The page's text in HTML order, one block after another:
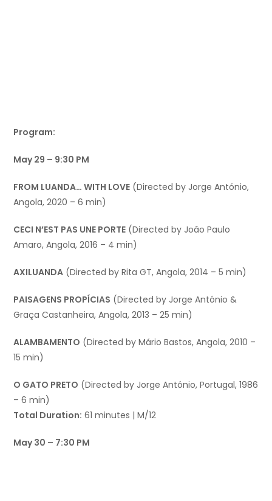
Program:
May 29 – 9:30 PM
FROM LUANDA… WITH LOVE (Directed by Jorge António,
Angola, 2020 – 6 min)
CECI N’EST PAS UNE PORTE (Directed by João Paulo
Amaro, Angola, 2016 – 4 min)
AXILUANDA (Directed by Rita GT, Angola, 2014 – 5 min)
PAISAGENS PROPÍCIAS (Directed by Jorge António &
Graça Castanheira, Angola, 2013 – 25 min)
ALAMBAMENTO (Directed by Mário Bastos, Angola, 2010 –
15 min)
O GATO PRETO (Directed by Jorge António, Portugal, 1986
– 6 min)
Total Duration: 61 minutes | M/12
May 30 – 7:30 PM